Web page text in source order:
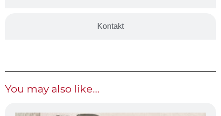
Kontakt
You may also like…